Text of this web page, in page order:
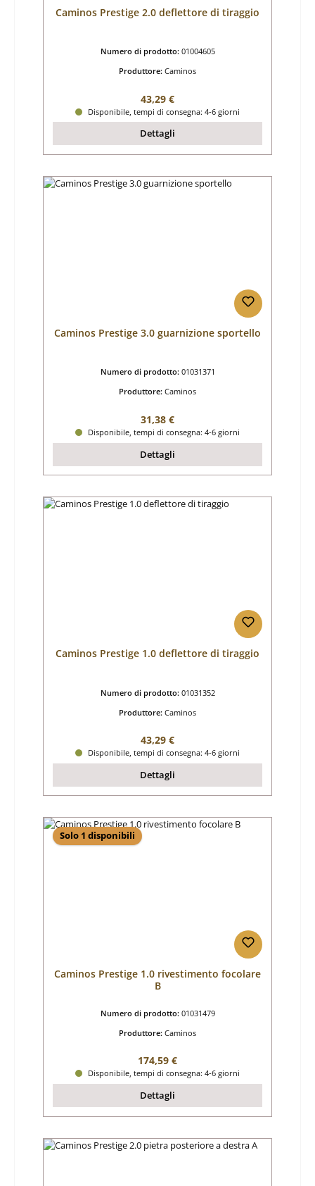
Caminos Prestige 2.0 deflettore di tiraggio
Numero di prodotto: 01004605
Produttore: Caminos
Prezzo normale:
43,29 €
Disponibile, tempi di consegna: 4-6 giorni
Dettagli
Caminos Prestige 3.0 guarnizione sportello
Numero di prodotto: 01031371
Produttore: Caminos
Prezzo normale:
31,38 €
Disponibile, tempi di consegna: 4-6 giorni
Dettagli
Caminos Prestige 1.0 deflettore di tiraggio
Numero di prodotto: 01031352
Produttore: Caminos
Prezzo normale:
43,29 €
Disponibile, tempi di consegna: 4-6 giorni
Dettagli
Solo 1 disponibili
Caminos Prestige 1.0 rivestimento focolare
B
Numero di prodotto: 01031479
Produttore: Caminos
Prezzo normale:
174,59 €
Disponibile, tempi di consegna: 4-6 giorni
Dettagli